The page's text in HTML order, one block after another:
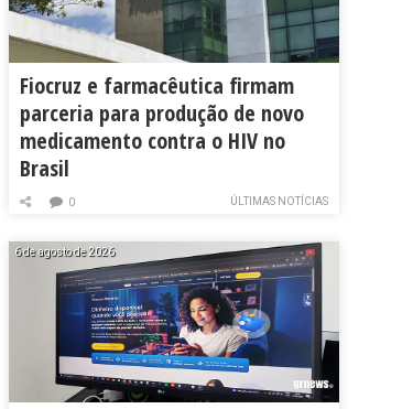
Fiocruz e farmacêutica firmam
parceria para produção de novo
medicamento contra o HIV no
Brasil
ÚLTIMAS NOTÍCIAS
0
6 de agosto de 2026